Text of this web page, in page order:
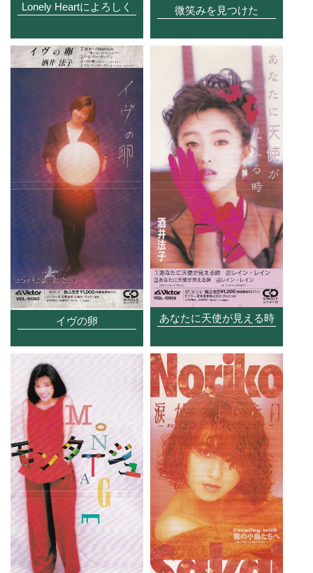
Lonely Heartによろしく 微笑みを見つけた
イヴの卵 あなたに天使が見える時